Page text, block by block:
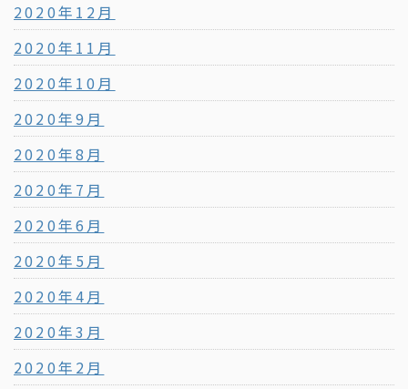
2020年12月
2020年11月
2020年10月
2020年9月
2020年8月
2020年7月
2020年6月
2020年5月
2020年4月
2020年3月
2020年2月